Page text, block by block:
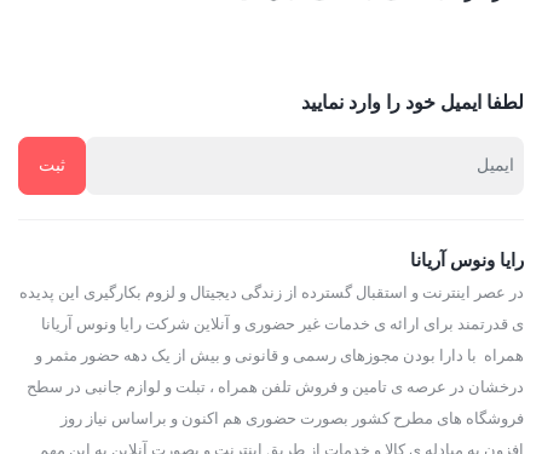
اما آن‌که بیشتر از هر چیزی باعث محبوبیت این محله شده است
اطراف این محله است. این پویایی و سرزندگی بیش از هر چیزی در
محبوبیت و شهرت محله ستارخان تأثیرگذار بوده است. البته این به آن
خسته و کلافه می‌شوید بلکه حجم رفت‌وآمدها به قدری است که قطعاً
از تماشای آن لذت می‌برید. این را هم اضافه کنیم که در این محله
لطفا ایمیل خود را وارد نمایید
رایا ونوس آریانا
در عصر اینترنت و استقبال گسترده از زندگی دیجیتال و لزوم بکارگیری این پدیده
ی قدرتمند برای ارائه ی خدمات غیر حضوری و آنلاین شرکت رایا ونوس آریانا
همراه با دارا بودن مجوزهای رسمی و قانونی و بیش از یک دهه حضور مثمر و
درخشان در عرصه ی تامین و فروش تلفن همراه ، تبلت و لوازم جانبی در سطح
فروشگاه های مطرح کشور بصورت حضوری هم اکنون و براساس نیاز روز
افزون به مبادله ی کالا و خدمات از طریق اینترنت و بصورت آنلاین به این مهم